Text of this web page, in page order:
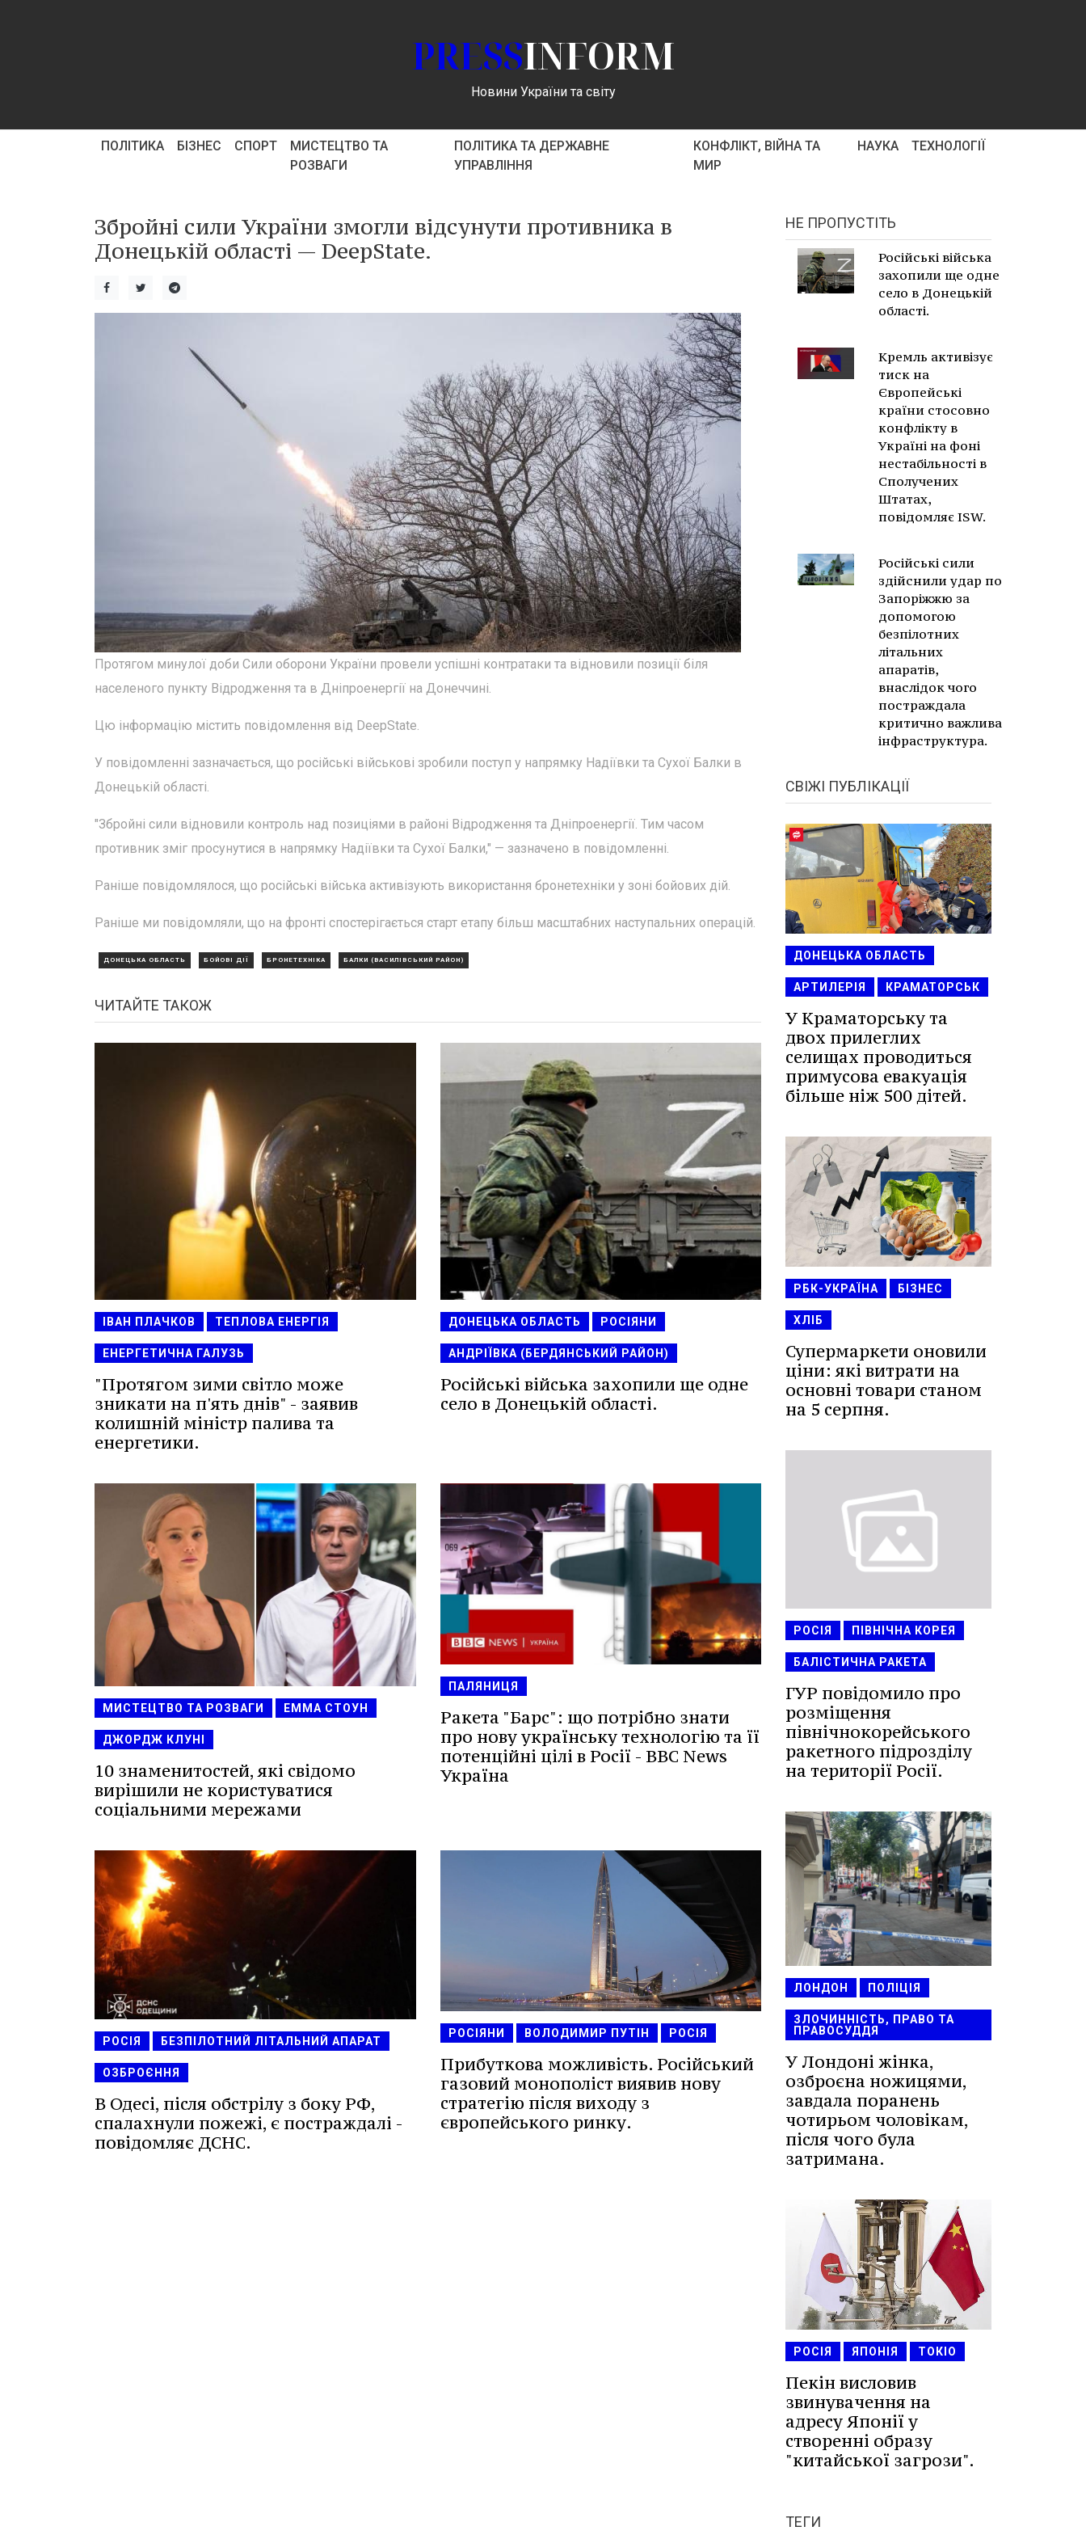
PRESSINFORM
Новини України та світу
ПОЛІТИКА БІЗНЕС СПОРТ
МИСТЕЦТВО ТА
РОЗВАГИ
ПОЛІТИКА ТА ДЕРЖАВНЕ
УПРАВЛІННЯ
КОНФЛІКТ, ВІЙНА ТА
МИР
НАУКА ТЕХНОЛОГІЇ
Збройні сили України змогли відсунути противника в
Донецькій області — DeepState.
Протягом минулої доби Сили оборони України провели успішні контратаки та відновили позиції біля
населеного пункту Відродження та в Дніпроенергії на Донеччині.
Цю інформацію містить повідомлення від DeepState.
У повідомленні зазначається, що російські військові зробили поступ у напрямку Надіївки та Сухої Балки в
Донецькій області.
"Збройні сили відновили контроль над позиціями в районі Відродження та Дніпроенергії. Тим часом
противник зміг просунутися в напрямку Надіївки та Сухої Балки," — зазначено в повідомленні.
Раніше повідомлялося, що російські війська активізують використання бронетехніки у зоні бойових дій.
Раніше ми повідомляли, що на фронті спостерігається старт етапу більш масштабних наступальних операцій.
ДОНЕЦЬКА ОБЛАСТЬ БОЙОВІ ДІЇ БРОНЕТЕХНІКА БАЛКИ (ВАСИЛІВСЬКИЙ РАЙОН)
ЧИТАЙТЕ ТАКОЖ
ІВАН ПЛАЧКОВ ТЕПЛОВА ЕНЕРГІЯ
ЕНЕРГЕТИЧНА ГАЛУЗЬ
"Протягом зими світло може
зникати на п'ять днів" - заявив
колишній міністр палива та
енергетики.
ДОНЕЦЬКА ОБЛАСТЬ РОСІЯНИ
АНДРІЇВКА (БЕРДЯНСЬКИЙ РАЙОН)
Російські війська захопили ще одне
село в Донецькій області.
МИСТЕЦТВО ТА РОЗВАГИ ЕММА СТОУН
ДЖОРДЖ КЛУНІ
10 знаменитостей, які свідомо
вирішили не користуватися
соціальними мережами
ПАЛЯНИЦЯ
Ракета "Барс": що потрібно знати
про нову українську технологію та її
потенційні цілі в Росії - BBC News
Україна
РОСІЯ БЕЗПІЛОТНИЙ ЛІТАЛЬНИЙ АПАРАТ
ОЗБРОЄННЯ
В Одесі, після обстрілу з боку РФ,
спалахнули пожежі, є постраждалі -
повідомляє ДСНС.
РОСІЯНИ ВОЛОДИМИР ПУТІН РОСІЯ
Прибуткова можливість. Російський
газовий монополіст виявив нову
стратегію після виходу з
європейського ринку.
НЕ ПРОПУСТІТЬ
Російські війська
захопили ще одне
село в Донецькій
області.
Кремль активізує
тиск на
Європейські
країни стосовно
конфлікту в
Україні на фоні
нестабільності в
Сполучених
Штатах,
повідомляє ISW.
Російські сили
здійснили удар по
Запоріжжю за
допомогою
безпілотних
літальних
апаратів,
внаслідок чого
постраждала
критично важлива
інфраструктура.
СВІЖІ ПУБЛІКАЦІЇ
ДОНЕЦЬКА ОБЛАСТЬ
АРТИЛЕРІЯ КРАМАТОРСЬК
У Краматорську та
двох прилеглих
селищах проводиться
примусова евакуація
більше ніж 500 дітей.
РБК-УКРАЇНА БІЗНЕС
ХЛІБ
Супермаркети оновили
ціни: які витрати на
основні товари станом
на 5 серпня.
РОСІЯ ПІВНІЧНА КОРЕЯ
БАЛІСТИЧНА РАКЕТА
ГУР повідомило про
розміщення
північнокорейського
ракетного підрозділу
на території Росії.
ЛОНДОН ПОЛІЦІЯ
ЗЛОЧИННІСТЬ, ПРАВО ТА
ПРАВОСУДДЯ
У Лондоні жінка,
озброєна ножицями,
завдала поранень
чотирьом чоловікам,
після чого була
затримана.
РОСІЯ ЯПОНІЯ ТОКІО
Пекін висловив
звинувачення на
адресу Японії у
створенні образу
"китайської загрози".
ТЕГИ